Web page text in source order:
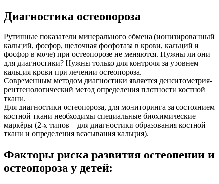
Диагностика остеопороза
Рутинные показатели минерального обмена (ионизированный
кальций, фосфор, щелочная фосфотаза в крови, кальций и
фосфор в моче) при остеопорозе не меняются. Нужны ли они
для диагностики? Нужны только для контроля за уровнем
кальция крови при лечении остеопороза.
Современным методом диагностики является денситометрия-
рентгенологический метод определения плотности костной
ткани.
Для диагностики остеопороза, для мониторинга за состоянием
костной ткани необходимы специальные биохимические
маркёры (2-х типов – для диагностики образования костной
ткани и определения всасывания кальция).
Факторы риска развития остеопении и
остеопороза у детей: